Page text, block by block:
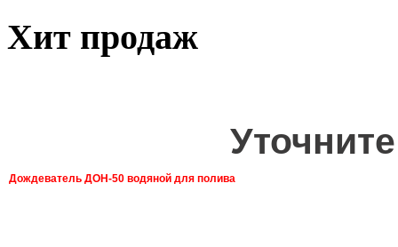
Хит продаж
Дождеватель ДОН-50 водяной для полива